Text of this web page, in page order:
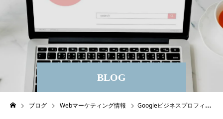
BLOG
ブログ Webマーケティング情報 Googleビジネスプロフィールとは？ビジネスオーナー必見の機能を解説！